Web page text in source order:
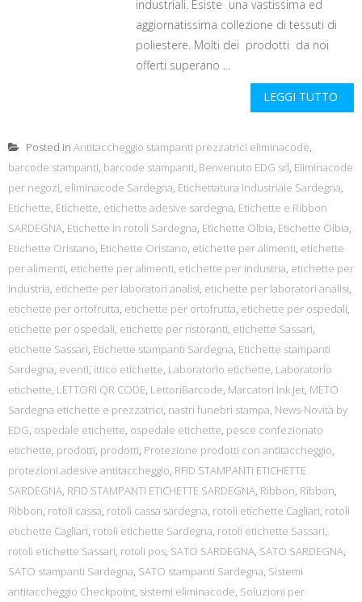
industriali. Esiste una vastissima ed
aggiornatissima collezione di tessuti di
poliestere. Molti dei prodotti da noi
offerti superano ...
LEGGI TUTTO
Posted in Antitaccheggio stampanti prezzatrici eliminacode,
barcode stampanti, barcode stampanti, Benvenuto EDG srl, Eliminacode
per negozi, eliminacode Sardegna, Etichettatura industriale Sardegna,
Etichette, Etichette, etichette adesive sardegna, Etichette e Ribbon
SARDEGNA, Etichette in rotoli Sardegna, Etichette Olbia, Etichette Olbia,
Etichette Oristano, Etichette Oristano, etichette per alimenti, etichette
per alimenti, etichette per alimenti, etichette per industria, etichette per
industria, etichette per laboratori analisi, etichette per laboratori analisi,
etichette per ortofrutta, etichette per ortofrutta, etichette per ospedali,
etichette per ospedali, etichette per ristoranti, etichette Sassari,
etichette Sassari, Etichette stampanti Sardegna, Etichette stampanti
Sardegna, eventi, ittico etichette, Laboratorio etichette, Laboratorio
etichette, LETTORI QR CODE, LettoriBarcode, Marcatori Ink Jet, METO
Sardegna etichette e prezzatrici, nastri funebri stampa, News-Novità by
EDG, ospedale etichette, ospedale etichette, pesce confezionato
etichette, prodotti, prodotti, Protezione prodotti con antitaccheggio,
protezioni adesive antitaccheggio, RFID STAMPANTI ETICHETTE
SARDEGNA, RFID STAMPANTI ETICHETTE SARDEGNA, Ribbon, Ribbon,
Ribbon, rotoli cassa, rotoli cassa sardegna, rotoli etichette Cagliari, rotoli
etichette Cagliari, rotoli etichette Sardegna, rotoli etichette Sassari,
rotoli etichette Sassari, rotoli pos, SATO SARDEGNA, SATO SARDEGNA,
SATO stampanti Sardegna, SATO stampanti Sardegna, Sistemi
antitaccheggio Checkpoint, sistemi eliminacode, Soluzioni per